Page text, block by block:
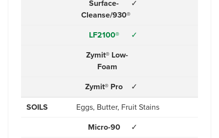
Surface-
Cleanse/930®
✓
LF2100® ✓
Zymit® Low-
Foam
Zymit® Pro ✓
SOILS Eggs, Butter, Fruit Stains
Micro-90 ✓